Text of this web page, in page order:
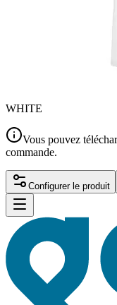
WHITE
Vous pouvez
commande.
Configurer le produit